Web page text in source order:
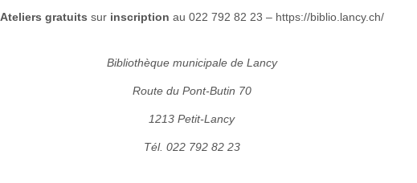
Ateliers gratuits sur inscription au 022 792 82 23 – https://biblio.lancy.ch/
Bibliothèque municipale de Lancy
Route du Pont-Butin 70
1213 Petit-Lancy
Tél. 022 792 82 23